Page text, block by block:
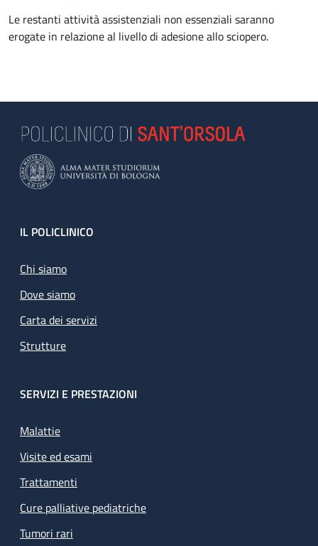
Le restanti attività assistenziali non essenziali saranno
erogate in relazione al livello di adesione allo sciopero.
Footer
IL POLICLINICO
Chi siamo
Dove siamo
Carta dei servizi
Strutture
SERVIZI E PRESTAZIONI
Malattie
Visite ed esami
Trattamenti
Cure palliative pediatriche
Tumori rari